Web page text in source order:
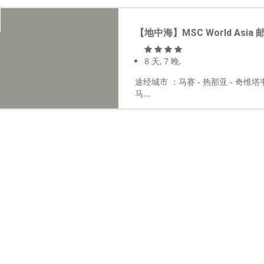
【地中海】MSC World Asia
8 天, 7 晚.
途经城市 ：马赛 - 热那亚 - 奇维塔
马...